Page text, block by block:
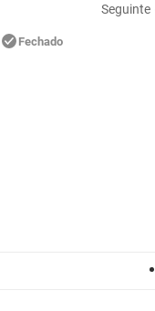
Seguinte
Fechado